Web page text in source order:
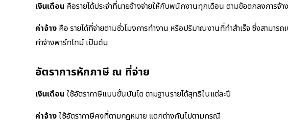
เงินเดือน คือรายได้ประจำที่นายจ้างจ่ายให้กับพนักงานทุกเดือน ตามข้อตกลงการจ้า
ค่าจ้าง คือ รายได้ที่จ่ายตามชั่วโมงการทำงาน หรือปริมาณงานที่ทำสำเร็จ ซึ่งสามาร
ค่าจ้างพาร์ทไทม์ เป็นต้น
อัตราการหักภาษี ณ ที่จ่าย
เงินเดือน ใช้อัตราภาษีแบบขั้นบันได ตามฐานรายได้สุทธิในแต่ละปี
ค่าจ้างใช้อัตราภาษีคงที่ตามกฎหมาย แตกต่างกันไปตามกรณี